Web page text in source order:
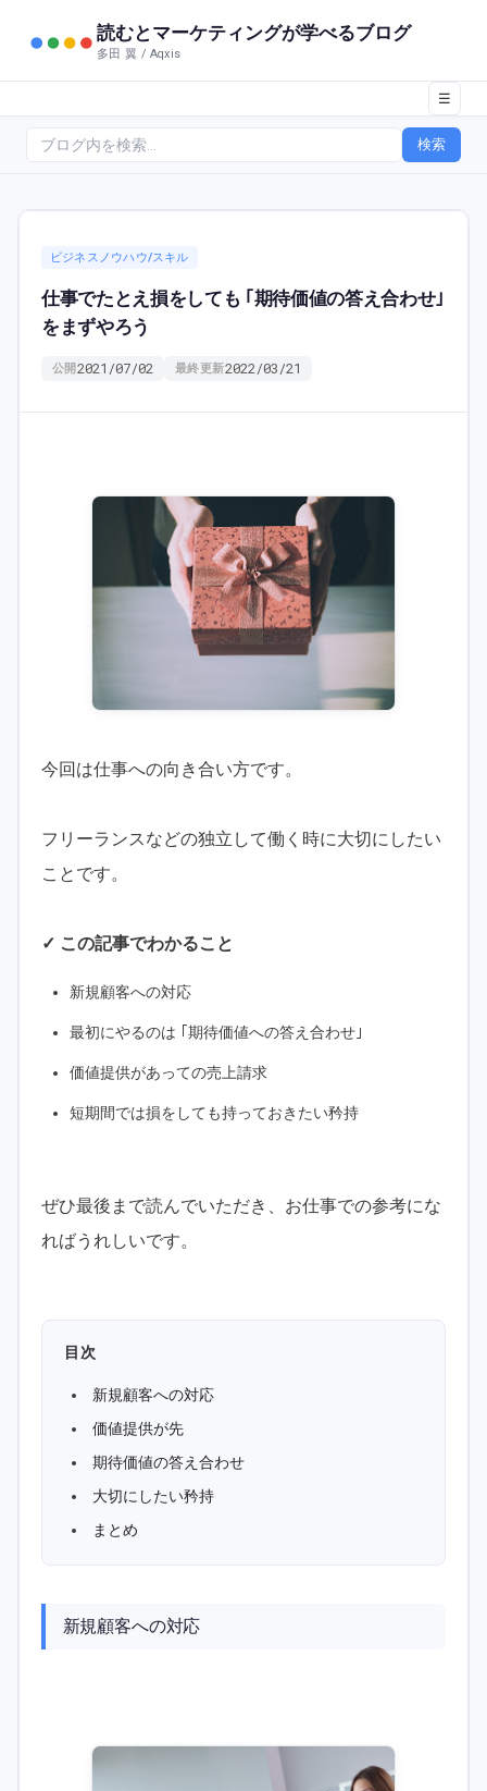
読むとマーケティングが学べるブログ
多田 翼 / Aqxis
☰
検索
ビジネスノウハウ/スキル
仕事でたとえ損をしても ｢期待価値の答え合わせ｣
をまずやろう
公開2021/07/02 最終更新2022/03/21
今回は仕事への向き合い方です。
フリーランスなどの独立して働く時に大切にしたい
ことです。
✓ この記事でわかること
新規顧客への対応
最初にやるのは ｢期待価値への答え合わせ｣
価値提供があっての売上請求
短期間では損をしても持っておきたい矜持
ぜひ最後まで読んでいただき、お仕事での参考にな
ればうれしいです。
目次
新規顧客への対応
価値提供が先
期待価値の答え合わせ
大切にしたい矜持
まとめ
新規顧客への対応